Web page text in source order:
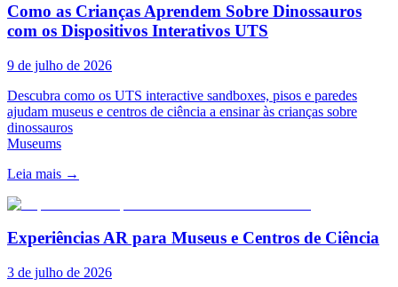
Como as Crianças Aprendem Sobre Dinossauros
com os Dispositivos Interativos UTS
9 de julho de 2026
Descubra como os UTS interactive sandboxes, pisos e paredes
ajudam museus e centros de ciência a ensinar às crianças sobre
dinossauros
Museums
Leia mais →
Experiências AR para Museus e Centros de Ciência
3 de julho de 2026